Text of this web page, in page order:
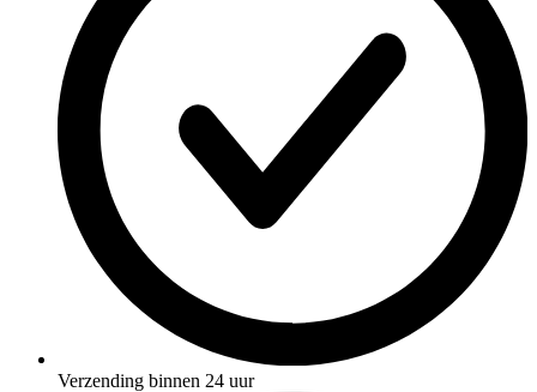
Verzending binnen 24 uur